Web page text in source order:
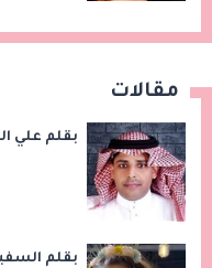
مقالات
بقلم علي
بقلم